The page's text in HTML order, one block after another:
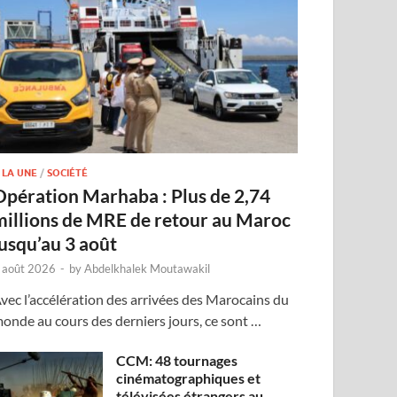
UNE /SOCIÉTÉ
Marhaba : Plus de 2,74
de MRE de retour au Maroc
3 août
2026 - byAbdelkhalek Moutawakil
l’accélération des arrivées des Marocains du
au cours des derniers jours, ce sont …
CCM: 48 tournages
cinématographiques et